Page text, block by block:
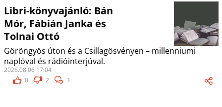
Libri-könyvajánló: Bán
Mór, Fábián Janka és
Tolnai Ottó
Göröngyös úton és a Csillagösvényen – millenniumi
naplóval és rádióinterjúval.
2026.08.06 17:04
0
2 3